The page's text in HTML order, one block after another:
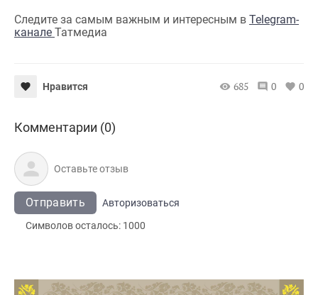
Следите за самым важным и интересным в Telegram-
канале Татмедиа
Нравится 685 0 0
Комментарии (0)
Отправить
Авторизоваться
Символов осталось: 1000